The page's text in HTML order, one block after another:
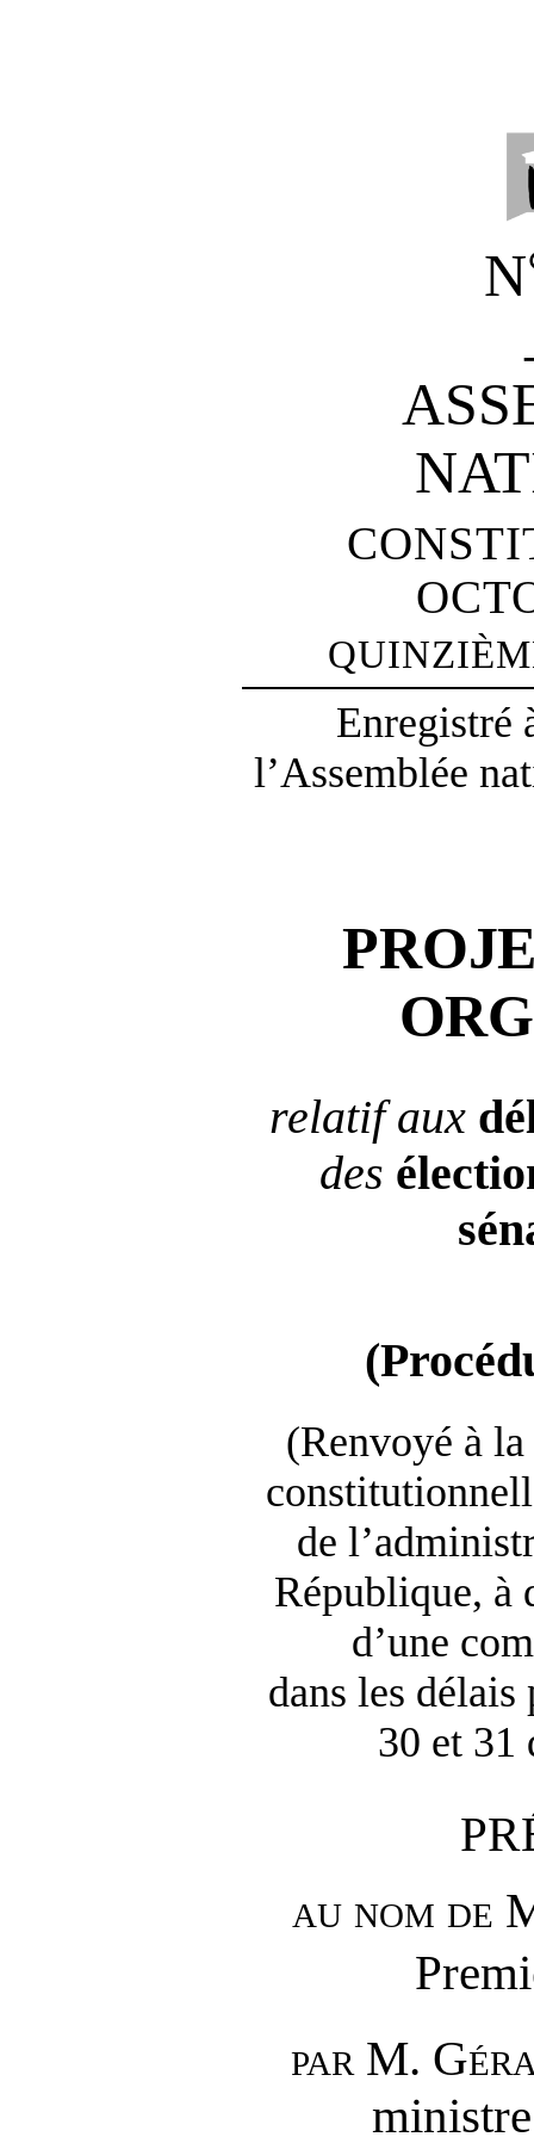
N
Enregistré
l’Assemblée
relatif aux
des
(Renvoyé à
de
République, à
d’une
dans les
30 et 31
au nom de
par M.